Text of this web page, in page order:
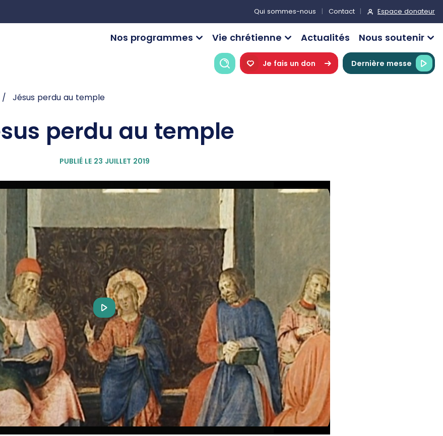
Qui sommes-nous Contact Espace donateur
Nos programmes Vie chrétienne Actualités Nous soutenir
RechercheJe fais un don Dernière messe
Jésus perdu au temple
perdu au temple
PUBLIÉ LE 23 JUILLET 2019
Play
Video